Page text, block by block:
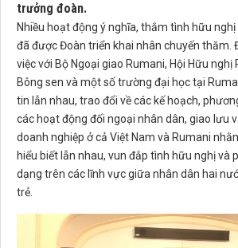
trưởng đoàn.
Nhiều hoạt động ý nghĩa, thắm tình hữu
đã được Đoàn triển khai nhân chuyến thăm.
việc với Bộ Ngoại giao Rumani, Hội Hữu nghị
Bông sen và một số trường đại học tại
tin lẫn nhau, trao đổi về các kế hoạch,
các hoạt động đối ngoại nhân dân, giao lưu
doanh nghiệp ở cả Việt Nam và Rumani
hiểu biết lẫn nhau, vun đắp tình hữu nghị và
dạng trên các lĩnh vực giữa nhân dân hai
trẻ.